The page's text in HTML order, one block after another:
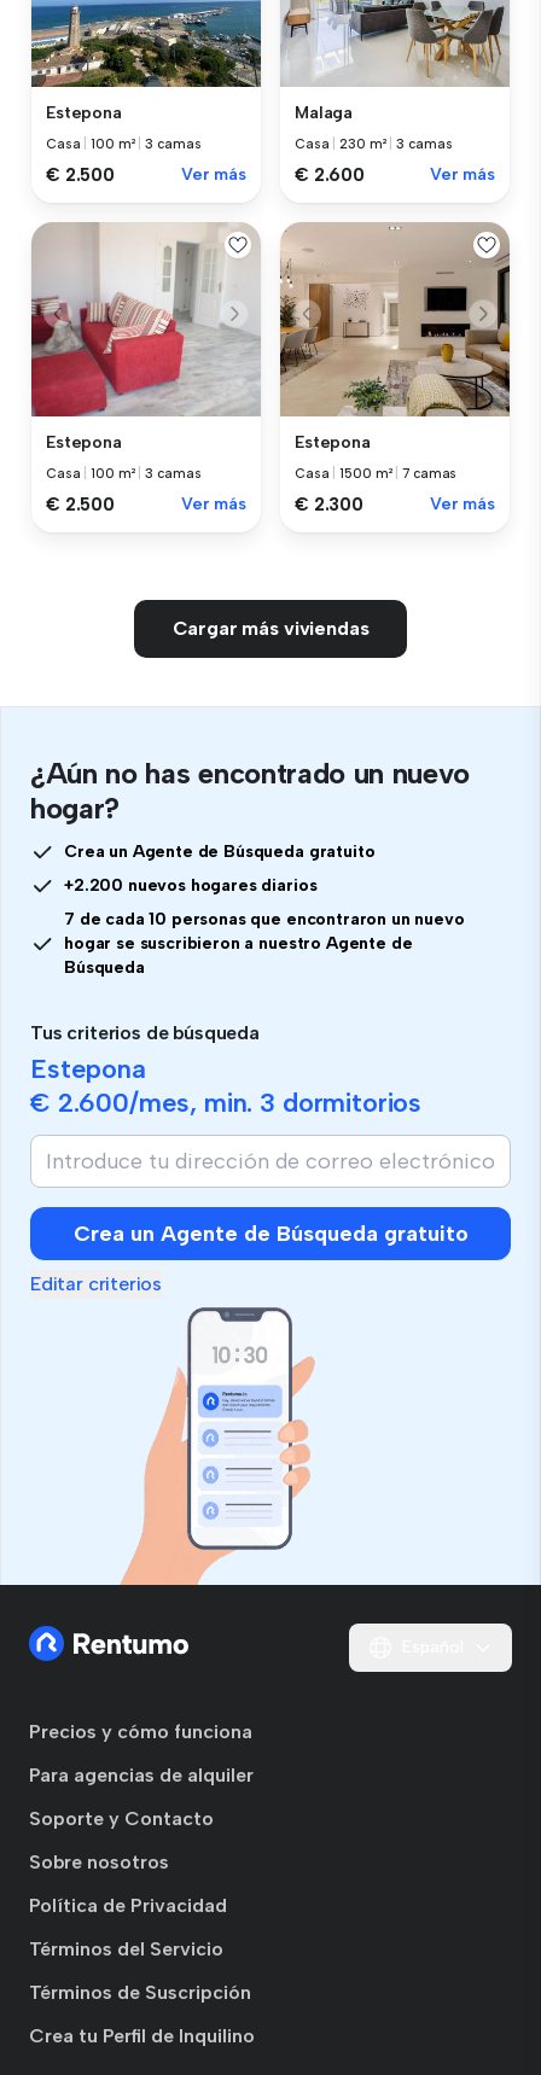
Estepona
Casa |100 m² |3 camas
€ 2.500 Ver más
Malaga
Casa 230 m² |3 camas
€ 2.600 Ver más
Estepona
Casa |100 m² |3 camas
€ 2.500 Ver más
Estepona
Casa |1500 m² |7 camas
€ 2.300 Ver más
Cargar más viviendas
¿Aún no has encontrado un nuevo
hogar?
Crea un Agente de Búsqueda gratuito
+2.200 nuevos hogares diarios
7 de cada 10 personas que encontraron un nuevo
hogar se suscribieron a nuestro Agente de
Búsqueda
Tus criterios de búsqueda
Estepona
€ 2.600/mes, min. 3 dormitorios
Crea un Agente de Búsqueda gratuito
Editar criterios
Precios y cómo funciona
Para agencias de alquiler
Soporte y Contacto
Sobre nosotros
Política de Privacidad
Términos del Servicio
Términos de Suscripción
Crea tu Perfil de Inquilino